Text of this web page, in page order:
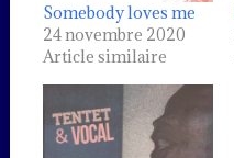
Somebody loves me
24 novembre 2020
Article similaire